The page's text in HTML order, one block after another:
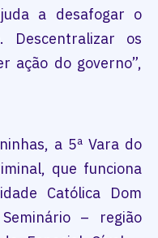
a desafogar o
Descentralizar os
ação do governo”,
a 5ª Vara do
que funciona
Católica Dom
– região